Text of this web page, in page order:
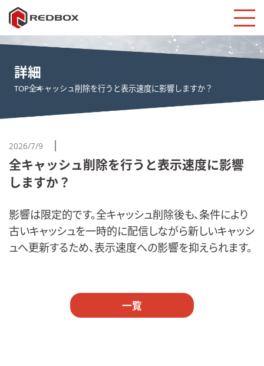
詳細
TOP全キャッシュ削除を行うと表示速度に影響しますか？
2026/7/9
全キャッシュ削除を行うと表示速度に影響
しますか？
影響は限定的です。全キャッシュ削除後も、条件により
古いキャッシュを一時的に配信しながら新しいキャッシ
ュへ更新するため、表示速度への影響を抑えられます。
一覧